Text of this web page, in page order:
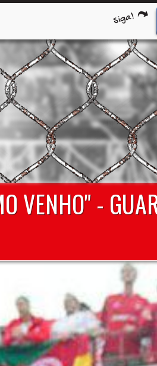
Siga!
VENHO" -